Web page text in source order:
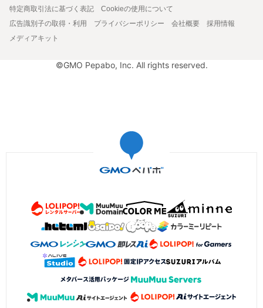
特定商取引法に基づく表記
Cookieの使用について
広告識別子の取得・利用
プライバシーポリシー 会社概要
採用情報
メディアキット
©GMO Pepabo, Inc. All rights reserved.